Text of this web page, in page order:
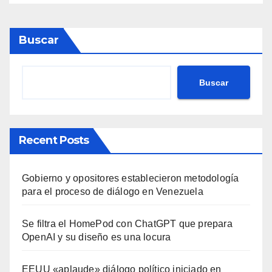
Buscar
Buscar
Recent Posts
Gobierno y opositores establecieron metodología
para el proceso de diálogo en Venezuela
Se filtra el HomePod con ChatGPT que prepara
OpenAI y su diseño es una locura
EEUU «aplaude» diálogo político iniciado en